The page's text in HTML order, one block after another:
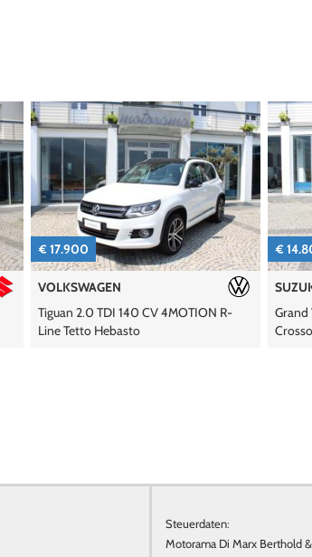
€ 17.900
VOLKSWAGEN
Tiguan 2.0 TDI 140 CV 4MOTION R-
Line Tetto Hebasto
€ 14.800
SUZUKI
Grand
Crossover
Steuerdaten:
Motorama Di Marx Berthold